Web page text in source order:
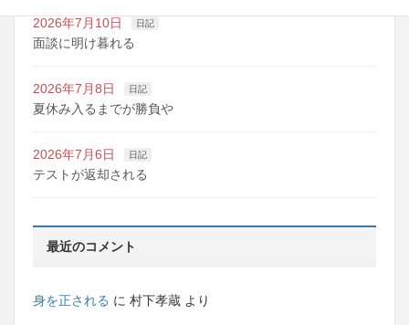
2026年7月10日 日記
面談に明け暮れる
2026年7月8日 日記
夏休み入るまでが勝負や
2026年7月6日 日記
テストが返却される
最近のコメント
身を正される に 村下孝蔵 より